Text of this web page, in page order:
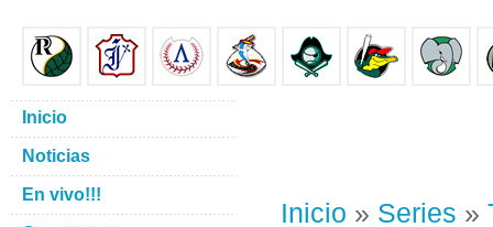
Inicio » Series »
Inicio
Noticias
En vivo!!!